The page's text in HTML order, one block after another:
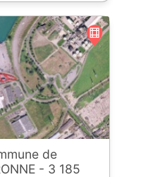
de
- 3 185